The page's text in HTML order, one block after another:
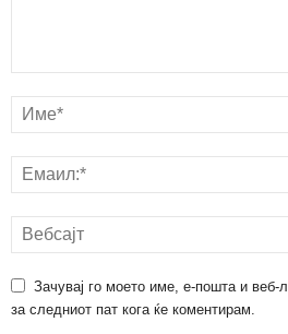
Зачувај го моето име, е-пошта и веб-
за следниот пат кога ќе коментирам.